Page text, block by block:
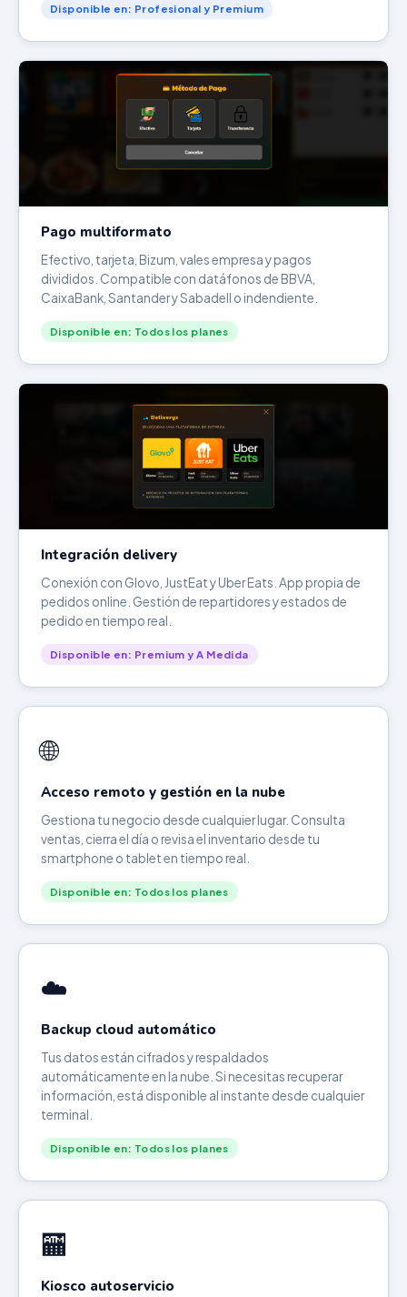
Disponible en: Profesional y Premium
Pago multiformato
Efectivo, tarjeta, Bizum, vales empresa y pagos
divididos. Compatible con datáfonos de BBVA,
CaixaBank, Santander y Sabadell o indendiente.
Disponible en: Todos los planes
Integración delivery
Conexión con Glovo, JustEat y Uber Eats. App propia de
pedidos online. Gestión de repartidores y estados de
pedido en tiempo real.
Disponible en: Premium y A Medida
🌐
Acceso remoto y gestión en la nube
Gestiona tu negocio desde cualquier lugar. Consulta
ventas, cierra el día o revisa el inventario desde tu
smartphone o tablet en tiempo real.
Disponible en: Todos los planes
☁️
Backup cloud automático
Tus datos están cifrados y respaldados
automáticamente en la nube. Si necesitas recuperar
información, está disponible al instante desde cualquier
terminal.
Disponible en: Todos los planes
🏧
Kiosco autoservicio